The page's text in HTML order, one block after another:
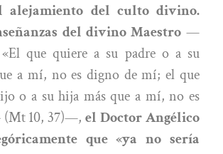
alejamiento del culto divino.
del divino Maestro —
que quiere a su padre o a su
a mí, no es digno de mí; el que
o a su hija más que a mí, no es
(Mt 10, 37)—,el Doctor Angélico
que «ya no sería